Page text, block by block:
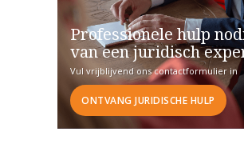
Professionele hulp
van een juridisch
Vul vrijblijvend ons contactformulier in
ONTVANG JURIDISCHE HULP